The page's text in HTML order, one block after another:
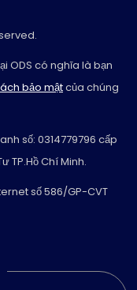
ODS có nghĩa là bạn
bảo mậtcủa chúng
số: 0314779796 cấp
TP.Hồ Chí Minh.
số 586/GP-CVT